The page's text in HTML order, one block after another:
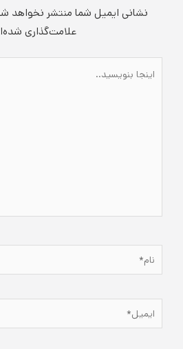
نشانی ایمیل شما منتشر نخواهد
علامت‌گذاری
بنویسید..
نام*
ایمیل*